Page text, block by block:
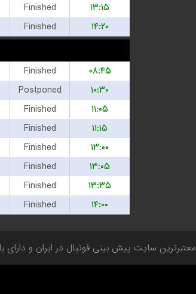
Finished
۱۳:۱۵
Finished
۱۴:۲۰
Finished
۰۸:۴۵
Postponed
۱۰:۳۰
Finished
۱۱:۰۵
Finished
۱۱:۱۵
Finished
۱۳:۰۰
Finished
۱۳:۰۵
Finished
۱۳:۳۵
Finished ۱۴:۰۰
معتبر‌ترین سایت پیش بینی‌ فوتبال در ایران و دارای